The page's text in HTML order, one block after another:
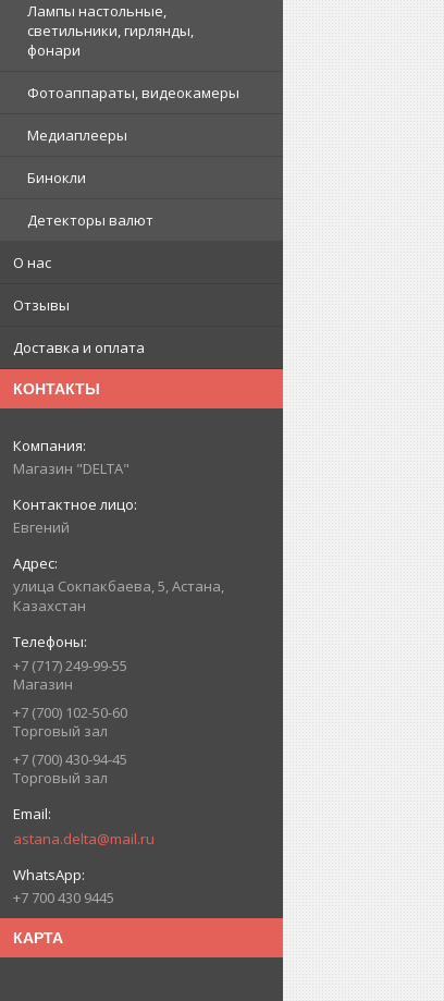
Лампы настольные,
светильники, гирлянды,
фонари
Фотоаппараты, видеокамеры
Медиаплееры
Бинокли
Детекторы валют
О нас
Отзывы
Доставка и оплата
КОНТАКТЫ
Магазин "DELTA"
Евгений
улица Сокпакбаева, 5, Астана,
Казахстан
+7 (717) 249-99-55
Магазин
+7 (700) 102-50-60
Торговый зал
+7 (700) 430-94-45
Торговый зал
astana.delta@mail.ru
+7 700 430 9445
КАРТА